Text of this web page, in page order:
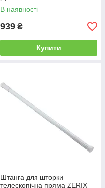
75x125 75cm-125 cm
(неіржавка сталь) (ZX6098)
В наявності
939 ₴
Купити
Штанга для шторки
телескопічна пряма ZERIX